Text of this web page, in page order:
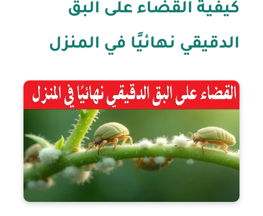
كيفية القضاء على البق
الدقيقي نهائيًا في المنزل